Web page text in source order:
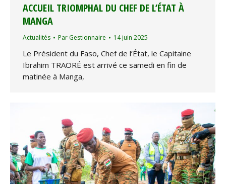
ACCUEIL TRIOMPHAL DU CHEF DE L’ÉTAT À
MANGA
Actualités Par Gestionnaire 14 juin 2025
Le Président du Faso, Chef de l’État, le Capitaine
Ibrahim TRAORÉ est arrivé ce samedi en fin de
matinée à Manga,